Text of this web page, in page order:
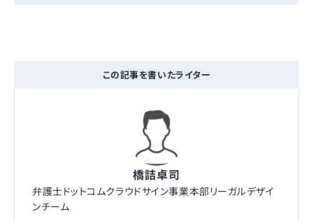
この記事を書いたライター
橋詰卓司
弁護士ドットコムクラウドサイン事業本部リーガルデザイ
ンチーム